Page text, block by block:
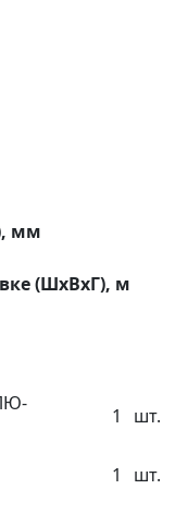
мм
(ШхВхГ), м
1 шт.
1
шт.